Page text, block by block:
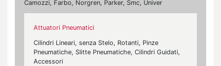
Camozzi, Farbo, Norgren, Parker, Smc, Univer
Attuatori Pneumatici
Cilindri Lineari, senza Stelo, Rotanti, Pinze
Pneumatiche, Slitte Pneumatiche, Cilindri Guidati,
Accessori